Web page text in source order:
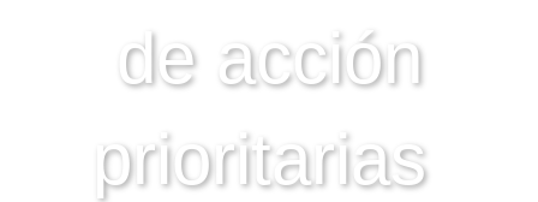
de acción
prioritarias